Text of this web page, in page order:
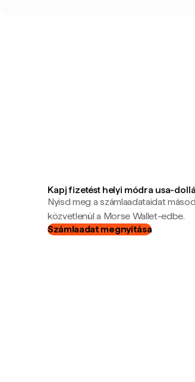
Kapj fizetést helyi módra usa-
Nyisd meg a számlaadataidat
közvetlenül a Morse Wallet-edbe.
Számlaadat megnyitása